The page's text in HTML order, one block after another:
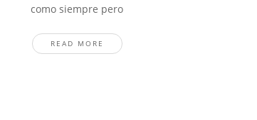
como siempre pero
READ MORE